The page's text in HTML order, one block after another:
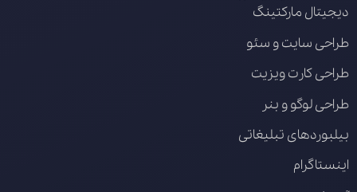
دیجیتال مارکتینگ
طراحی سایت و سئو
طراحی کارت ویزیت
طراحی لوگو و بنر
بیلبوردهای تبلیغاتی
اینستاگرام